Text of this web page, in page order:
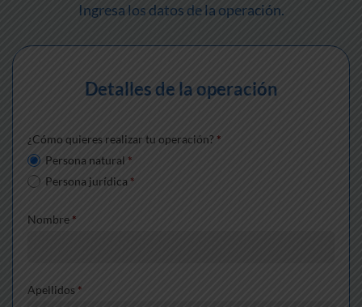
Ingresa los datos de la operación.
Detalles de la operación
¿Cómo quieres realizar tu operación? *
Persona natural *
Persona jurídica *
Nombre*
Apellidos*